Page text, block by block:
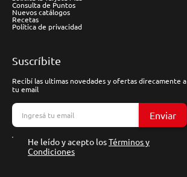
Consulta de Puntos
Nuevos catálogos
Recetas
Política de privacidad
Suscríbite
Recibí las ultimas novedades y ofertas direcamente a
tu email
Enviar
He leído y acepto losTérminos y
Condiciones